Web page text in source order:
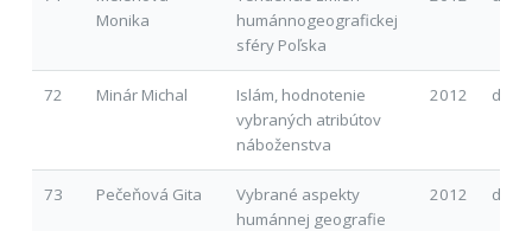
Monika
humánnogeografickej
sféry Poľska
72 Minár Michal
Islám, hodnotenie
vybraných atribútov
náboženstva
2012 d
73 Pečeňová Gita
Vybrané aspekty
humánnej geografie
2012 d